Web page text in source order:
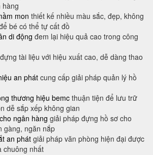
hàng
mon thiết kế nhiều màu sắc, đẹp, không
bé có thể tự cất đồ
di động đem lại hiệu quả cao trong công
đựng tài liệu với hiệu xuất cao, dễ dàng thao
an phát cung cấp giải pháp quản lý hồ
thương hiệu bemc thuận tiện để lưu trữ
dễ sắp xếp không gian
ngân hàng giải pháp đựng hồ sơ cho
gàng, ngăn nắp
an phát giải pháp văn phòng hiện đại được
chuông nhất